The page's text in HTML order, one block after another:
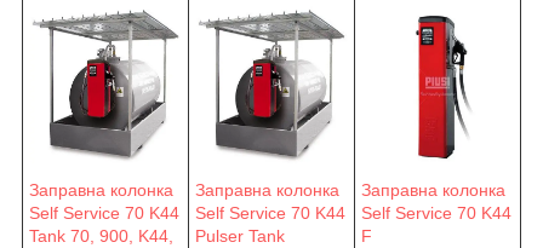
Заправна колонка
Self Service 70 K44
Tank 70, 900, K44,
Заправна колонка
Self Service 70 K44
Pulser Tank
Заправна колонка
Self Service 70 K44
F